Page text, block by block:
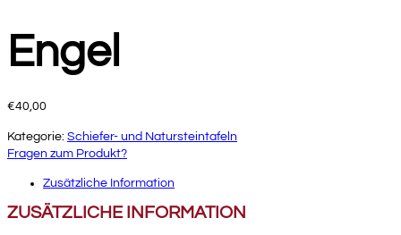
Engel
€40,00
Kategorie: Schiefer- und Natursteintafeln
Fragen zum Produkt?
Zusätzliche Information
ZUSÄTZLICHE INFORMATION